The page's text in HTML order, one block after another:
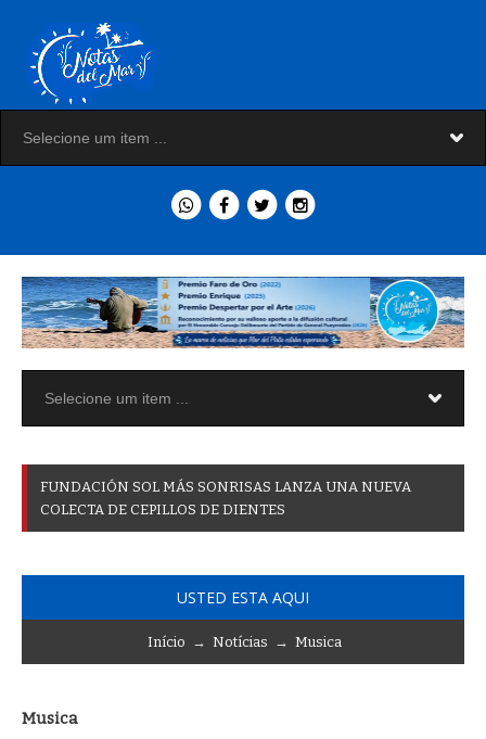
FUNDACIÓN SOL MÁS SONRISAS LANZA UNA NUEVA
COLECTA DE CEPILLOS DE DIENTES
USTED ESTA AQUI
Início → Notícias → Musica
Musica